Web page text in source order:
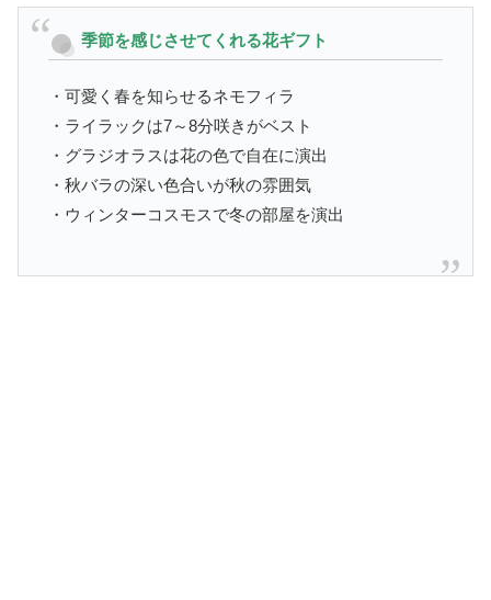
季節を感じさせてくれる花ギフト
・可愛く春を知らせるネモフィラ
・ライラックは7～8分咲きがベスト
・グラジオラスは花の色で自在に演出
・秋バラの深い色合いが秋の雰囲気
・ウィンターコスモスで冬の部屋を演出